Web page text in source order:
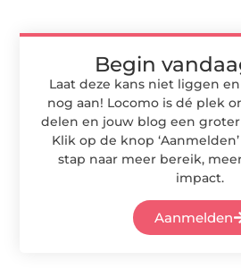
Begin
Laat deze kans niet liggen
nog aan! Locomo is dé plek
delen en jouw blog een
Klik op de knop
stap naar meer bereik,
impact.
Aanmelden